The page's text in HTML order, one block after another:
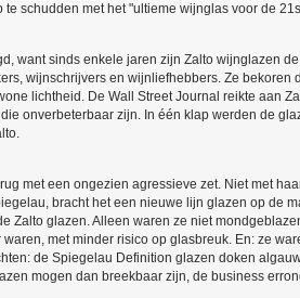
te schudden met het "ultieme wijnglas voor de
want sinds enkele jaren zijn Zalto wijnglazen
wijnschrijvers en wijnliefhebbers. Ze bekoren
lichtheid. De Wall Street Journal reikte aan
onverbeterbaar zijn. In één klap werden de
met een ongezien agressieve zet. Niet met
bracht het een nieuwe lijn glazen op de
Zalto glazen. Alleen waren ze niet
met minder risico op glasbreuk. En: ze
de Spiegelau Definition glazen doken
mogen dan breekbaar zijn, de business